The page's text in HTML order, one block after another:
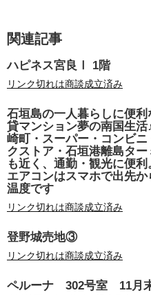
関連記事
ハピネス宮良Ⅰ 1階
リンク切れは商談成立済み
石垣島の一人暮らしに便
貸マンション夢の南国生
崎町・スーパー・コンビ
クストア・石垣港離島タ
も近く、通勤・観光に便利
エアコンはスマホで出先
温度です
リンク切れは商談成立済み
登野城売地③
リンク切れは商談成立済み
ペルーナ 302号室 11月